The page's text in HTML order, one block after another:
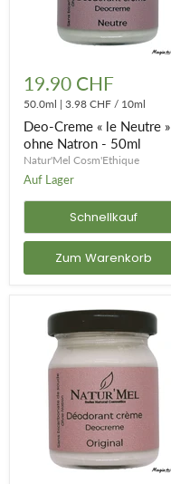
Creme
le
Neutre
ohne
Natron
19.90 CHF
50.0ml | 3.98 CHF / 10ml
Deo-Creme « le Neutre »
ohne Natron - 50ml
Natur'Mel Cosm'Ethique
Auf Lager
Schnellkauf
Zum Warenkorb